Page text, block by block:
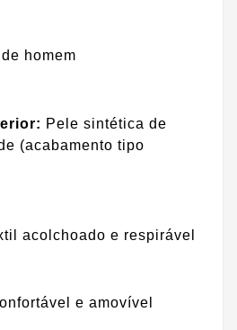
homem
Pele sintética de
(acabamento tipo
acolchoado e respirável
e amovível